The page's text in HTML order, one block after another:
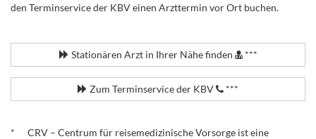
den Terminservice der KBV einen Arzttermin vor Ort buchen.
Stationären Arzt in Ihrer Nähe finden ***
Zum Terminservice der KBV ***
* CRV – Centrum für reisemedizinische Vorsorge ist eine